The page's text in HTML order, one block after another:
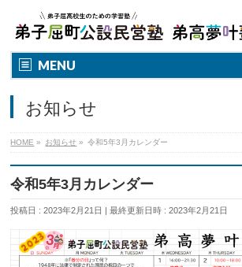
MENU
お知らせ
HOME » お知らせ » 令和5年3月カレンダー
令和5年3月カレンダー
投稿日 : 2023年2月21日 最終更新日時 : 2023年2月21日